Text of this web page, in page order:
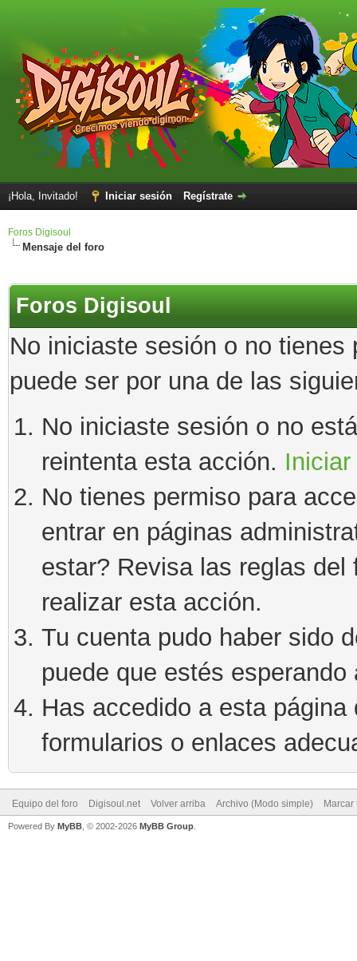
¡Hola, Invitado! Iniciar sesión Regístrate
Foros Digisoul
Mensaje del foro
Foros Digisoul
No iniciaste sesión o no
puede ser por una de las
No iniciaste sesión o no
reintenta esta acción.
No tienes permiso para
entrar en páginas
estar? Revisa las reglas
realizar esta acción.
Tu cuenta pudo haber sido
puede que estés esperando
Has accedido a esta
formularios o enlaces
Equipo del foro Digisoul.net Volver arriba Archivo (Modo simple)
Powered By MyBB , © 2002-2026 MyBB Group